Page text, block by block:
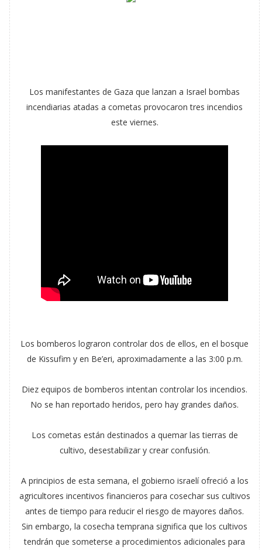
Los manifestantes de Gaza que lanzan a Israel bombas
incendiarias atadas a cometas provocaron tres incendios
este viernes.
Los bomberos lograron controlar dos de ellos, en el bosque
de Kissufim y en Be’eri, aproximadamente a las 3:00 p.m.
Diez equipos de bomberos intentan controlar los incendios.
No se han reportado heridos, pero hay grandes daños.
Los cometas están destinados a quemar las tierras de
cultivo, desestabilizar y crear confusión.
A principios de esta semana, el gobierno israelí ofreció a los
agricultores incentivos financieros para cosechar sus cultivos
antes de tiempo para reducir el riesgo de mayores daños.
Sin embargo, la cosecha temprana significa que los cultivos
tendrán que someterse a procedimientos adicionales para